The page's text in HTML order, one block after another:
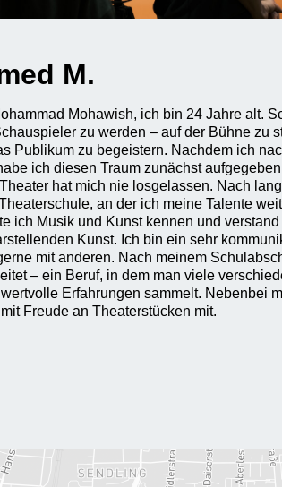
M.
Mohawish, ich bin 24 Jahre alt.
zu werden – auf der Bühne zu
Publikum zu begeistern. Nachdem ich
ich diesen Traum zunächst
hat mich nie losgelassen. Nach
an der ich meine Talente
ich Musik und Kunst kennen und
Kunst. Ich bin ein sehr
mit anderen. Nach meinem
– ein Beruf, in dem man viele
Erfahrungen sammelt. Nebenbei
Freude an Theaterstücken mit.